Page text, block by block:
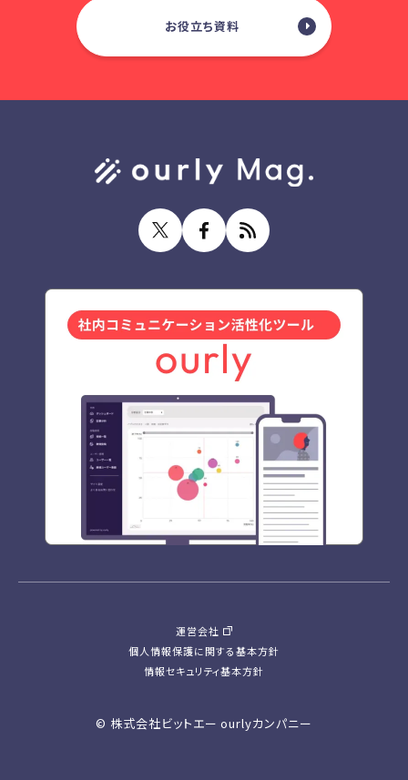
お役立ち資料
運営会社
個人情報保護に関する基本方針
情報セキュリティ基本方針
© 株式会社ビットエー ourlyカンパニー